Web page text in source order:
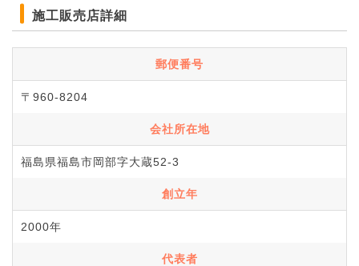
施工販売店詳細
郵便番号
〒960-8204
会社所在地
福島県福島市岡部字大蔵52-3
創立年
2000年
代表者